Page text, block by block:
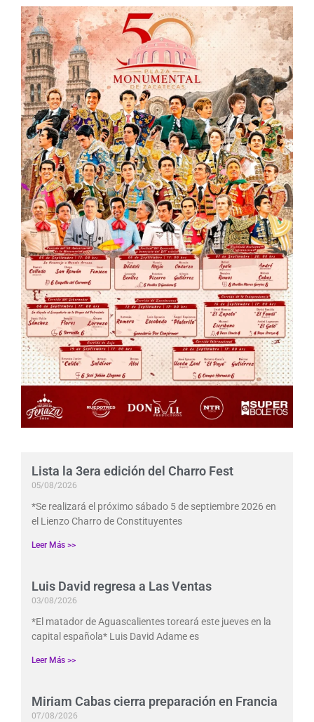
Lista la 3era edición del Charro Fest
05/08/2026
*Se realizará el próximo sábado 5 de septiembre 2026 en
el Lienzo Charro de Constituyentes
Leer Más >>
Luis David regresa a Las Ventas
03/08/2026
*El matador de Aguascalientes toreará este jueves en la
capital española* Luis David Adame es
Leer Más >>
Miriam Cabas cierra preparación en Francia
07/08/2026